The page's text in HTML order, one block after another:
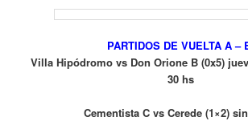
PARTIDOS DE VUELTA A –
Villa Hipódromo vs Don Orione B (0x5)
30 hs
Cementista C vs Cerede (1×2)